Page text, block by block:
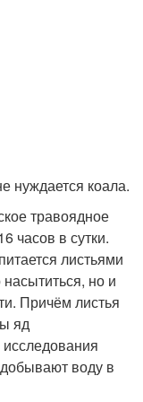
нуждается коала.
травоядное
часов в сутки.
листьями
но и
Причём листья
яд
воду в